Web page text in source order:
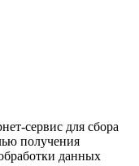
сервис для сбора
получения
данных